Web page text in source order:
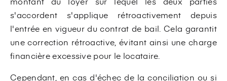
s'accordent s'applique rétroactivement depuis
l'entrée en vigueur du contrat de bail. Cela garantit
une correction rétroactive, évitant ainsi une charge
financière excessive pour le locataire.
Cependant, en cas d'échec de la conciliation ou si